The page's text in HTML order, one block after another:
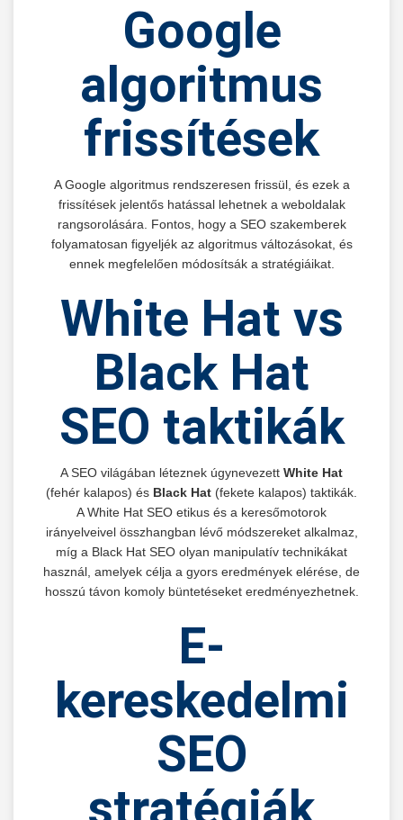
Google
algoritmus
frissítések
A Google algoritmus rendszeresen frissül, és ezek a
frissítések jelentős hatással lehetnek a weboldalak
rangsorolására. Fontos, hogy a SEO szakemberek
folyamatosan figyeljék az algoritmus változásokat, és
ennek megfelelően módosítsák a stratégiáikat.
White Hat vs
Black Hat
SEO taktikák
A SEO világában léteznek úgynevezett White Hat
(fehér kalapos) és Black Hat (fekete kalapos) taktikák.
A White Hat SEO etikus és a keresőmotorok
irányelveivel összhangban lévő módszereket alkalmaz,
míg a Black Hat SEO olyan manipulatív technikákat
használ, amelyek célja a gyors eredmények elérése, de
hosszú távon komoly büntetéseket eredményezhetnek.
E-
kereskedelmi
SEO
stratégiák